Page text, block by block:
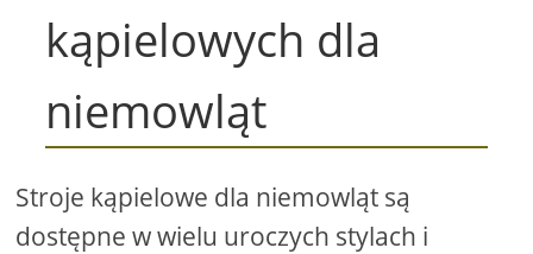
kąpielowych dla
niemowląt
Stroje kąpielowe dla niemowląt są
dostępne w wielu uroczych stylach i